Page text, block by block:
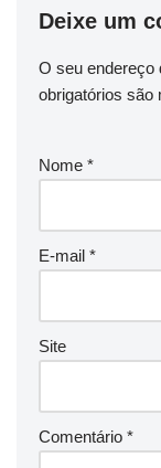
Deixe um
O seu endereço
obrigatórios são
Nome *
E-mail *
Site
Comentário *